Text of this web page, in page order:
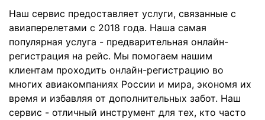
Наш сервис предоставляет услуги, связанные с
авиаперелетами с 2018 года. Наша самая
популярная услуга - предварительная онлайн-
регистрация на рейс. Мы помогаем нашим
клиентам проходить онлайн-регистрацию во
многих авиакомпаниях России и мира, экономя их
время и избавляя от дополнительных забот. Наш
сервис - отличный инструмент для тех, кто часто